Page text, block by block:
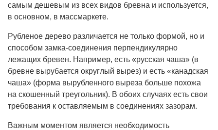
самым дешевым из всех видов бревна и используется,
в основном, в массмаркете.
Рубленое дерево различается не только формой, но и
способом замка-соединения перпендикулярно
лежащих бревен. Например, есть «русская чаша» (в
бревне вырубается округлый вырез) и есть «канадская
чаша» (форма вырубленного выреза больше похожа
на скошенный треугольник). В обоих случаях есть свои
требования к оставляемым в соединениях зазорам.
Важным моментом является необходимость